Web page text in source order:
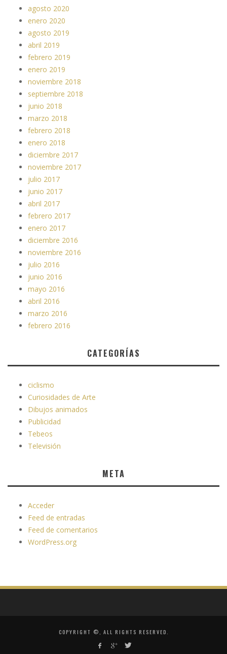
agosto 2020
enero 2020
agosto 2019
abril 2019
febrero 2019
enero 2019
noviembre 2018
septiembre 2018
junio 2018
marzo 2018
febrero 2018
enero 2018
diciembre 2017
noviembre 2017
julio 2017
junio 2017
abril 2017
febrero 2017
enero 2017
diciembre 2016
noviembre 2016
julio 2016
junio 2016
mayo 2016
abril 2016
marzo 2016
febrero 2016
CATEGORÍAS
ciclismo
Curiosidades de Arte
Dibujos animados
Publicidad
Tebeos
Televisión
META
Acceder
Feed de entradas
Feed de comentarios
WordPress.org
COPYRIGHT ©, ALL RIGHTS RESERVED.